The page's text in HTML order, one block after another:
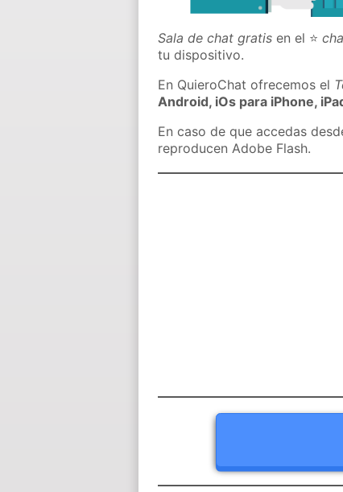
Sala de chat gratis en el ⭐
tu dispositivo.
En QuieroChat ofrecemos el
Android, iOs para iPhone,
En caso de que accedas
reproducen Adobe Flash.